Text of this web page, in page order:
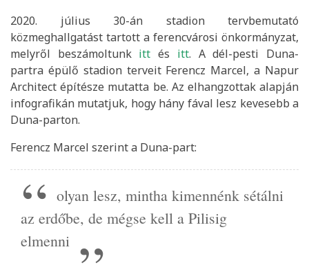
2020. július 30-án stadion tervbemutató
közmeghallgatást tartott a ferencvárosi önkormányzat,
melyről beszámoltunk itt és itt. A dél-pesti Duna-
partra épülő stadion terveit Ferencz Marcel, a Napur
Architect építésze mutatta be. Az elhangzottak alapján
infografikán mutatjuk, hogy hány fával lesz kevesebb a
Duna-parton.
Ferencz Marcel szerint a Duna-part:
olyan lesz, mintha kimennénk sétálni
az erdőbe, de mégse kell a Pilisig
elmenni